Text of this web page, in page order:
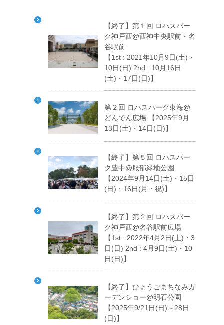
【終了】第１回 ロハスパー
ク神戸西@西神中央駅前・名
谷駅前
【1st : 2021年10月9日(土)・
10日(日) 2nd : 10月16日
(土)・17日(日)】
第２回 ロハスパーク東海@
どんでん広場 【2025年9月
13日(土)・14日(日)】
【終了】第５回 ロハスパー
ク豊中@服部緑地公園
【2024年9月14日(土)・15日
(日)・16日(月・祝)】
【終了】第２回 ロハスパー
ク神戸西@名谷駅前広場
【1st : 2022年4月2日(土)・3
日(日) 2nd : 4月9日(土)・10
日(日)】
【終了】ひょうごまちなみガ
ーデンショー@明石公園
【2025年9/21日(日)～28日
(日)】